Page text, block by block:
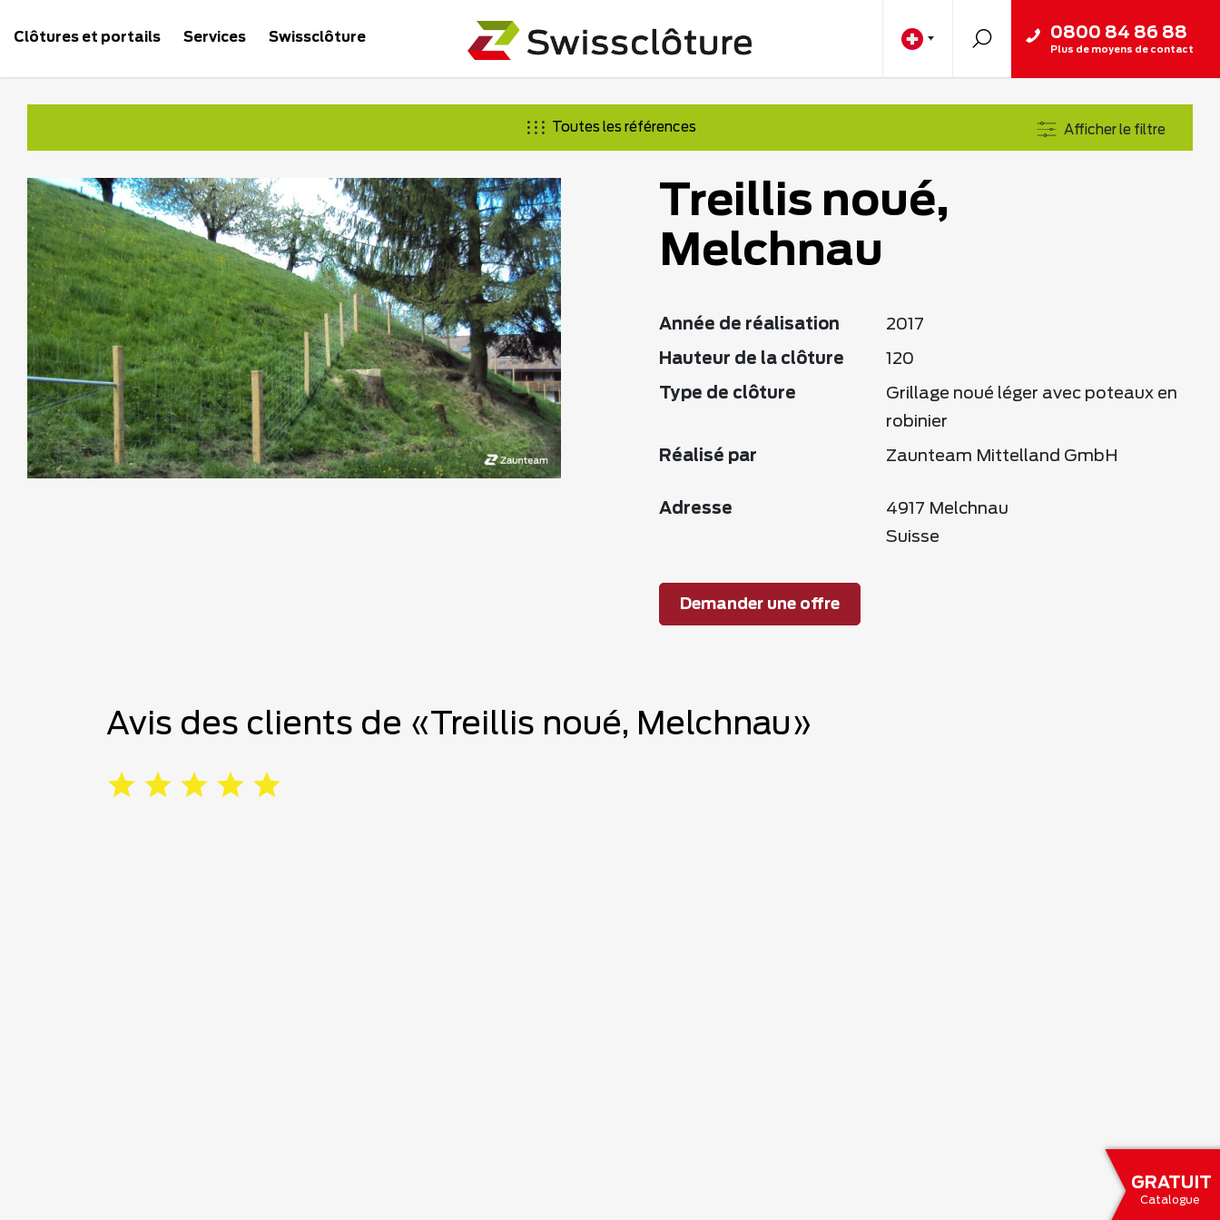
GRATUIT
Catalogue
Clôtures et portails Services Swissclôture 0800 84 86 88
Plus de moyens de contact
Toutes les références Afficher le filtre
Treillis noué,
Melchnau
Année de réalisation 2017
Hauteur de la clôture 120
Type de clôture
Grillage noué léger avec poteaux en
robinier
Réalisé par Zaunteam Mittelland GmbH
Adresse
4917 Melchnau
Suisse
Demander une offre
Avis des clients de «Treillis noué, Melchnau»